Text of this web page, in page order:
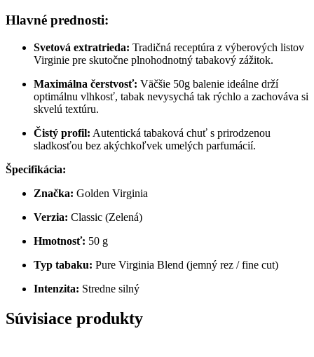
Hlavné prednosti:
Svetová extratrieda: Tradičná receptúra z výberových listov
Virginie pre skutočne plnohodnotný tabakový zážitok.
Maximálna čerstvosť: Väčšie 50g balenie ideálne drží
optimálnu vlhkosť, tabak nevysychá tak rýchlo a zachováva si
skvelú textúru.
Čistý profil: Autentická tabaková chuť s prirodzenou
sladkosťou bez akýchkoľvek umelých parfumácií.
Špecifikácia:
Značka: Golden Virginia
Verzia: Classic (Zelená)
Hmotnosť: 50 g
Typ tabaku: Pure Virginia Blend (jemný rez / fine cut)
Intenzita: Stredne silný
Súvisiace produkty